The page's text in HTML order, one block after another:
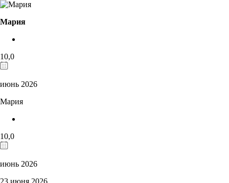
Мария
10,0
июнь 2026
Мария
10,0
июнь 2026
23 июня 2026